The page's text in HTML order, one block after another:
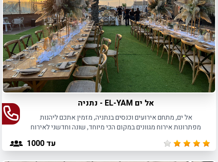
אל ים EL-YAM - נתניה
אל ים, מתחם אירועים וכנסים בנתניה, מזמין אתכם ליהנות
מפתרונות אירוח מגוונים במקום הכי מיוחד, שונה וחדשני לאירוח
עד 1000